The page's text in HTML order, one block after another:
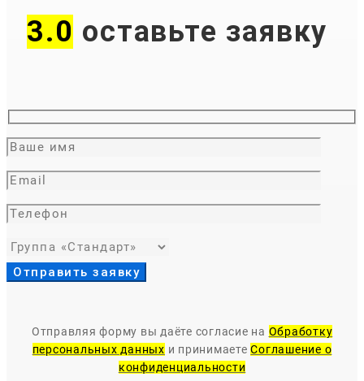
3.0 оставьте заявку
Отправляя форму вы даёте согласие на Обработку
персональных данных и принимаетеСоглашение о
конфиденциальности